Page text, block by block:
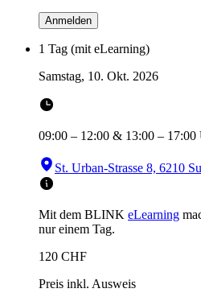
Anmelden
1 Tag (mit eLearning)
Samstag, 10. Okt. 2026
09:00 – 12:00 & 13:00 – 17:00
St. Urban-Strasse 8, 6210
Mit dem BLINK eLearning
nur einem Tag.
120 CHF
Preis inkl. Ausweis